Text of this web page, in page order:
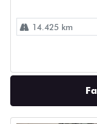
14.425 km